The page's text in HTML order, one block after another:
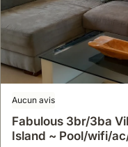
Aucun avis
Fabulous 3br/3ba
Island ~ Pool/wifi/